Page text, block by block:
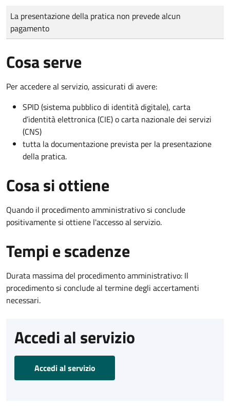
Tipo di pagamento
Importo
La presentazione della pratica non prevede alcun
pagamento
Cosa serve
Per accedere al servizio, assicurati di avere:
SPID (sistema pubblico di identità digitale), carta
d’identità elettronica (CIE) o carta nazionale dei servizi
(CNS)
tutta la documentazione prevista per la presentazione
della pratica.
Cosa si ottiene
Quando il procedimento amministrativo si conclude
positivamente si ottiene l'accesso al servizio.
Tempi e scadenze
Durata massima del procedimento amministrativo: Il
procedimento si conclude al termine degli accertamenti
necessari.
Accedi al servizio
Accedi al servizio